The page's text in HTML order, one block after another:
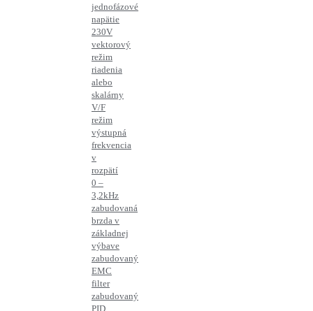
jednofázové
napätie
230V
vektorový
režim
riadenia
alebo
skalárny
V/F
režim
výstupná
frekvencia
v
rozpätí
0 –
3,2kHz
zabudovaná
brzda v
základnej
výbave
zabudovaný
EMC
filter
zabudovaný
PID